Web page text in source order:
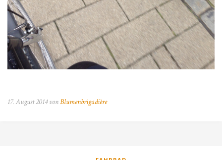
17. August 2014 vonBlumenbrigadière